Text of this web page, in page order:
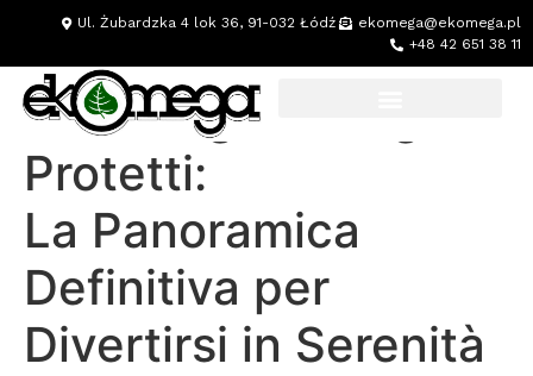
Ul. Żubardzka 4 lok 36, 91-032 Łódź
ekomega@ekomega.pl
+48 42 651 38 11
Sale da gioco Digitali
Protetti:
La Panoramica
Definitiva per
Divertirsi in Serenità